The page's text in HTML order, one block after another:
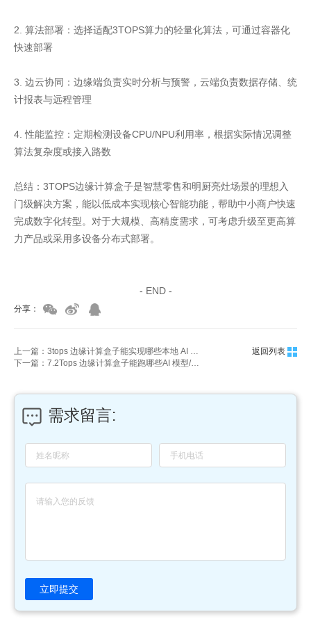
2. 算法部署：选择适配3TOPS算力的轻量化算法，可通过容器化
快速部署
3. 边云协同：边缘端负责实时分析与预警，云端负责数据存储、统
计报表与远程管理
4. 性能监控：定期检测设备CPU/NPU利用率，根据实际情况调整
算法复杂度或接入路数
总结：3TOPS边缘计算盒子是智慧零售和明厨亮灶场景的理想入
门级解决方案，能以低成本实现核心智能功能，帮助中小商户快速
完成数字化转型。对于大规模、高精度需求，可考虑升级至更高算
力产品或采用多设备分布式部署。
- END -
分享：
上一篇：3tops 边缘计算盒子能实现哪些本地 AI 推理功能？
返回列表
下一篇：7.2Tops 边缘计算盒子能跑哪些AI 模型/算法？
需求留言:
立即提交